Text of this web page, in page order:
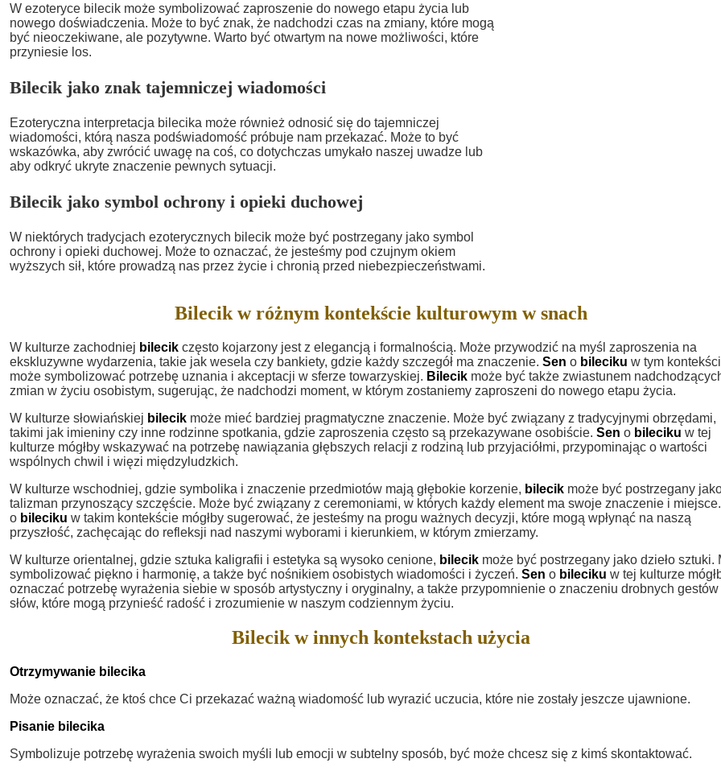
W ezoteryce bilecik może symbolizować zaproszenie do nowego etapu życia lub
nowego doświadczenia. Może to być znak, że nadchodzi czas na zmiany, które mogą
być nieoczekiwane, ale pozytywne. Warto być otwartym na nowe możliwości, które
przyniesie los.
Bilecik jako znak tajemniczej wiadomości
Ezoteryczna interpretacja bilecika może również odnosić się do tajemniczej
wiadomości, którą nasza podświadomość próbuje nam przekazać. Może to być
wskazówka, aby zwrócić uwagę na coś, co dotychczas umykało naszej uwadze lub
aby odkryć ukryte znaczenie pewnych sytuacji.
Bilecik jako symbol ochrony i opieki duchowej
W niektórych tradycjach ezoterycznych bilecik może być postrzegany jako symbol
ochrony i opieki duchowej. Może to oznaczać, że jesteśmy pod czujnym okiem
wyższych sił, które prowadzą nas przez życie i chronią przed niebezpieczeństwami.
Bilecik w różnym kontekście kulturowym w snach
W kulturze zachodniej bilecik często kojarzony jest z elegancją i formalnością. Może przywodzić na myśl zaproszenia na
ekskluzywne wydarzenia, takie jak wesela czy bankiety, gdzie każdy szczegół ma znaczenie. Sen o bileciku w tym
może symbolizować potrzebę uznania i akceptacji w sferze towarzyskiej. Bilecik może być także zwiastunem
zmian w życiu osobistym, sugerując, że nadchodzi moment, w którym zostaniemy zaproszeni do nowego etapu życia.
W kulturze słowiańskiej bilecik może mieć bardziej pragmatyczne znaczenie. Może być związany z tradycyjnymi obrzędami,
takimi jak imieniny czy inne rodzinne spotkania, gdzie zaproszenia często są przekazywane osobiście. Sen o bileciku w tej
kulturze mógłby wskazywać na potrzebę nawiązania głębszych relacji z rodziną lub przyjaciółmi, przypominając o wartości
wspólnych chwil i więzi międzyludzkich.
W kulturze wschodniej, gdzie symbolika i znaczenie przedmiotów mają głębokie korzenie, bilecik może być postrzegany
talizman przynoszący szczęście. Może być związany z ceremoniami, w których każdy element ma swoje znaczenie i
o bileciku w takim kontekście mógłby sugerować, że jesteśmy na progu ważnych decyzji, które mogą wpłynąć na naszą
przyszłość, zachęcając do refleksji nad naszymi wyborami i kierunkiem, w którym zmierzamy.
W kulturze orientalnej, gdzie sztuka kaligrafii i estetyka są wysoko cenione, bilecik może być postrzegany jako dzieło sztuki.
symbolizować piękno i harmonię, a także być nośnikiem osobistych wiadomości i życzeń. Sen o bileciku w tej kulturze
oznaczać potrzebę wyrażenia siebie w sposób artystyczny i oryginalny, a także przypomnienie o znaczeniu drobnych gestów
słów, które mogą przynieść radość i zrozumienie w naszym codziennym życiu.
Bilecik w innych kontekstach użycia
Otrzymywanie bilecika
Może oznaczać, że ktoś chce Ci przekazać ważną wiadomość lub wyrazić uczucia, które nie zostały jeszcze ujawnione.
Pisanie bilecika
Symbolizuje potrzebę wyrażenia swoich myśli lub emocji w subtelny sposób, być może chcesz się z kimś skontaktować.